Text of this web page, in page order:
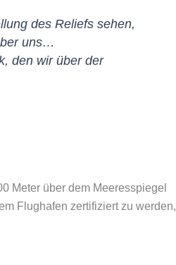
des Reliefs sehen,
uns…
den wir über der
Meter über dem Meeresspiegel
Flughafen zertifiziert zu werden,